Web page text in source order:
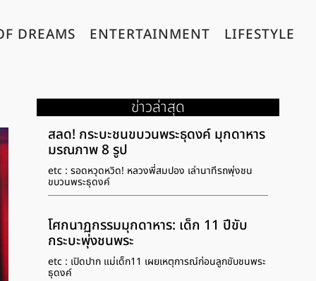
DREAMS ENTERTAINMENT LIFESTYLE
ข่าวล่าสุด
สลด! กระบะชนขบวนพระธุดงค์ มุกดาหาร
มรณภาพ 8 รูป
etc : รอดหวุดหวิด! หลวงพี่สมปอง เล่านาทีรถพุ่งชน
ขบวนพระธุดงค์
โศกนาฏกรรมมุกดาหาร: เด็ก 11 ปีขับ
กระบะพุ่งชนพระ
etc : เปิดปาก แม่เด็ก11 เผยเหตุการณ์ก่อนลูกขับชนพระ
ธุดงค์